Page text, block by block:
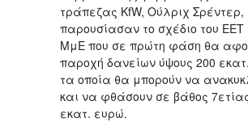
τράπεζας ΚfW, Ούλριχ Σρέντερ,
παρουσίασαν το σχέδιο του ΕΕΤ
ΜμΕ που σε πρώτη φάση θα
παροχή δανείων ύψους 200
τα οποία θα μπορούν να
και να φθάσουν σε βάθος
εκατ. ευρώ.